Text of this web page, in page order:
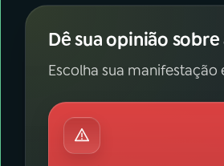
Dê sua opinião
Escolha sua